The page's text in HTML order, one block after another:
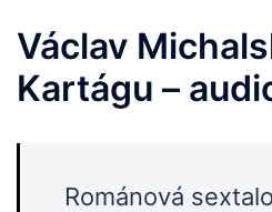
Václav
Kartágu –
Románová